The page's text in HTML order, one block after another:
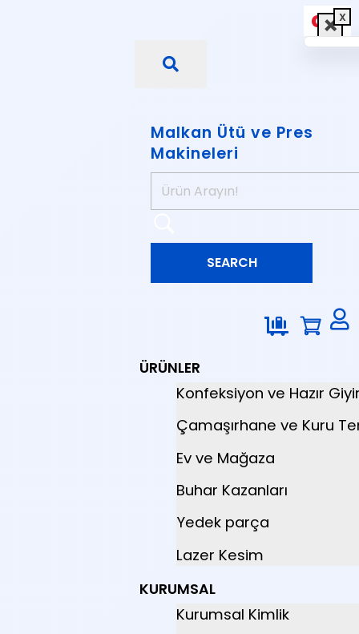
Malkan Ütü ve Pres
Makineleri
ÜRÜNLER
Konfeksiyon ve Hazır
Çamaşırhane ve Kuru
Ev ve Mağaza
Buhar Kazanları
Yedek parça
Lazer Kesim
KURUMSAL
Kurumsal Kimlik
×
×
×X